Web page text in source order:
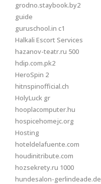
grodno.staybook.by2
guide
guruschool.in c1
Halkali Escort Services
hazanov-teatr.ru 500
hdip.com.pk2
HeroSpin 2
hitnspinofficial.ch
HolyLuck gr
hooplacomputer.hu
hospicehomejc.org
Hosting
hoteldelafuente.com
houdinitribute.com
hozsekrety.ru 1000
hundesalon-gerlindeade.de